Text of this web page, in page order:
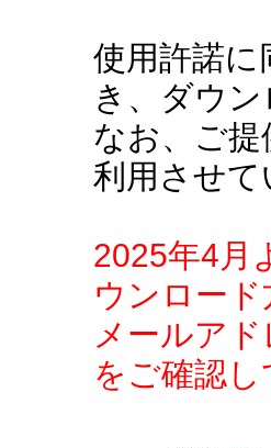
使用許諾に
き、ダウ
なお、ご
利用させ
2025年4月
ウンロー
メールア
をご確認